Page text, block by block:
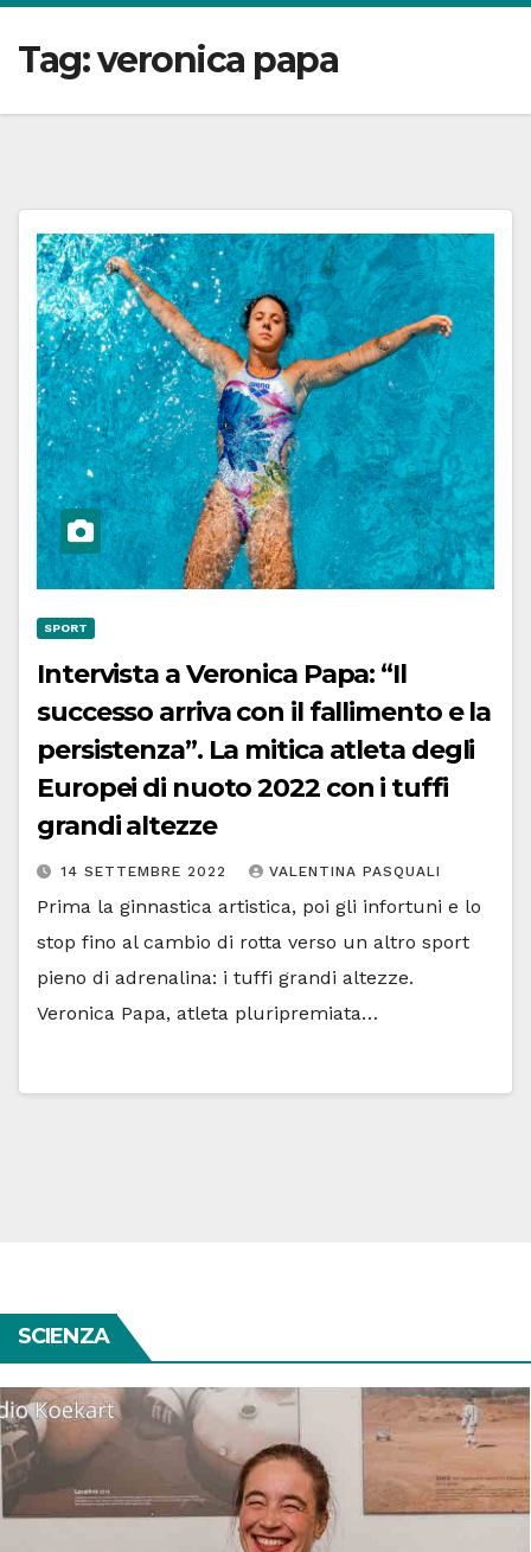
Tag:veronica papa
SPORT
Intervista a Veronica Papa: “Il
successo arriva con il fallimento e la
persistenza”. La mitica atleta degli
Europei di nuoto 2022 con i tuffi
grandi altezze
14 SETTEMBRE 2022 VALENTINA PASQUALI
Prima la ginnastica artistica, poi gli infortuni e lo
stop fino al cambio di rotta verso un altro sport
pieno di adrenalina: i tuffi grandi altezze.
Veronica Papa, atleta pluripremiata…
SCIENZA